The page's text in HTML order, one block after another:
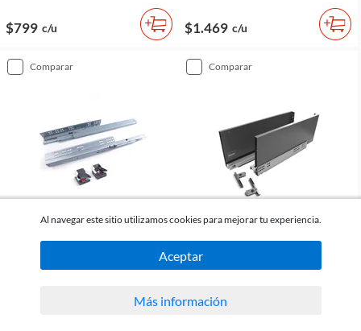
$799 c/u $1.469 c/u
comparar
Guía oculta pistón 44 cm
comparar
Lateral cajón 10 x 49 cm gris
$1.269
Al navegar este sitio utilizamos cookies para mejorar tu experiencia.
Aceptar
Más información